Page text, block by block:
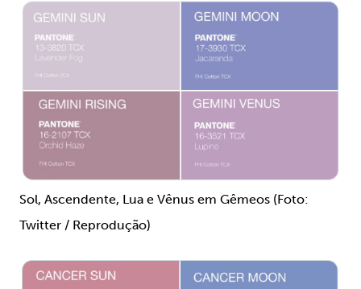
Sol, Ascendente, Lua e Vênus em Gêmeos (Foto:
Twitter / Reprodução)